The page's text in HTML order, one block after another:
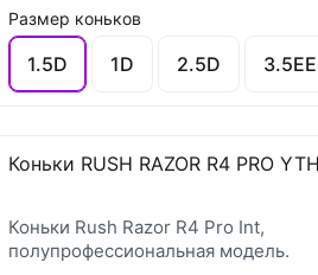
Размер коньков
1.5D 1D 2.5D 3.5EE
Коньки RUSH RAZOR R4 PRO YTH
Коньки Rush Razor R4 Pro Int,
полупрофессиональная модель.